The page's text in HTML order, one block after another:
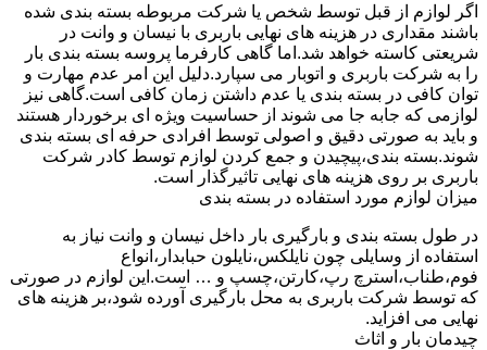
اگر لوازم از قبل توسط شخص یا شرکت مربوطه بسته بندی شده
باشند مقداری در هزینه های نهایی باربری با نیسان و وانت در
شریعتی کاسته خواهد شد.اما گاهی کارفرما پروسه بسته بندی بار
را به شرکت باربری و اتوبار می سپارد.دلیل این امر عدم مهارت و
توان کافی در بسته بندی یا عدم داشتن زمان کافی است.گاهی نیز
لوازمی که جابه جا می شوند از حساسیت ویژه ای برخوردار هستند
و باید به صورتی دقیق و اصولی توسط افرادی حرفه ای بسته بندی
شوند.بسته بندی،پیچیدن و جمع کردن لوازم توسط کادر شرکت
باربری بر روی هزینه های نهایی تاثیرگذار است.
میزان لوازم مورد استفاده در بسته بندی
در طول بسته بندی و بارگیری بار داخل نیسان و وانت نیاز به
استفاده از وسایلی چون نایلکس،نایلون حبابدار،انواع
فوم،طناب،استرچ رپ،کارتن،چسپ و … است.این لوازم در صورتی
که توسط شرکت باربری به محل بارگیری آورده شود،بر هزینه های
نهایی می افزاید.
چیدمان بار و اثاث